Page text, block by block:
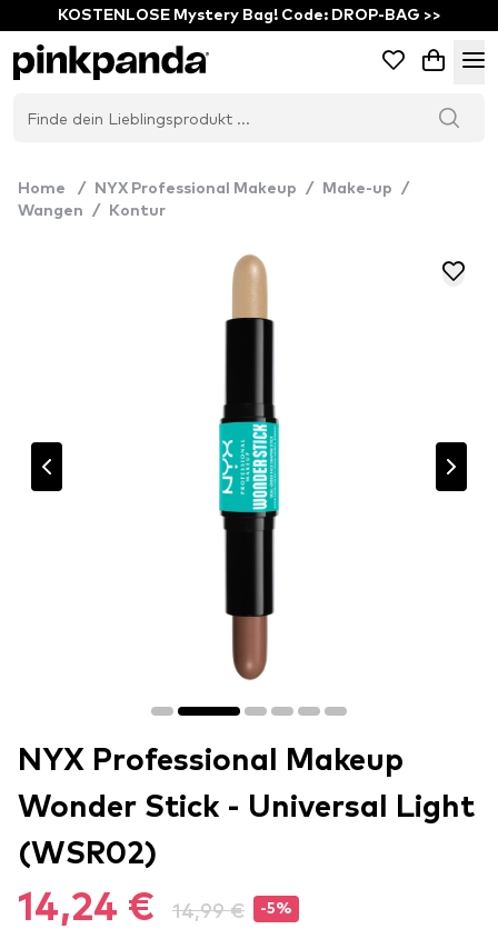
KOSTENLOSE Mystery Bag! Code: DROP-BAG >>
Home / NYX Professional Makeup / Make-up
/
Wangen
/ Kontur
NYX Professional Makeup
Wonder Stick - Universal Light
(WSR02)
14,24 € 14,99 € -5%